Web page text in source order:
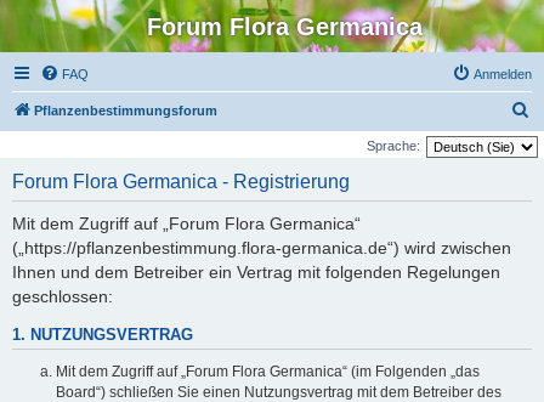
Forum Flora Germanica
FAQ Anmelden
Pflanzenbestimmungsforum
u
Sprache:
Forum Flora Germanica - Registrierung
Mit dem Zugriff auf „Forum Flora Germanica“
(„https://pflanzenbestimmung.flora-germanica.de“) wird zwischen
Ihnen und dem Betreiber ein Vertrag mit folgenden Regelungen
geschlossen:
1. NUTZUNGSVERTRAG
Mit dem Zugriff auf „Forum Flora Germanica“ (im Folgenden „das
Board“) schließen Sie einen Nutzungsvertrag mit dem Betreiber des